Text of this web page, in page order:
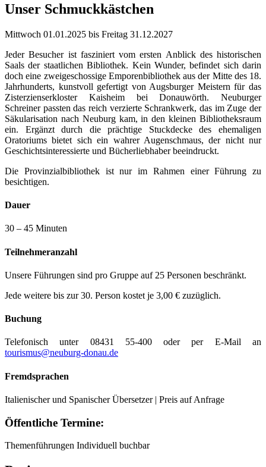
Unser Schmuckkästchen
Mittwoch 01.01.2025 bis Freitag 31.12.2027
Jeder Besucher ist fasziniert vom ersten Anblick des historischen
Saals der staatlichen Bibliothek. Kein Wunder, befindet sich darin
doch eine zweigeschossige Emporenbibliothek aus der Mitte des 18.
Jahrhunderts, kunstvoll gefertigt von Augsburger Meistern für das
Zisterzienserkloster Kaisheim bei Donauwörth. Neuburger
Schreiner passten das reich verzierte Schrankwerk, das im Zuge der
Säkularisation nach Neuburg kam, in den kleinen Bibliotheksraum
ein. Ergänzt durch die prächtige Stuckdecke des ehemaligen
Oratoriums bietet sich ein wahrer Augenschmaus, der nicht nur
Geschichtsinteressierte und Bücherliebhaber beeindruckt.
Die Provinzialbibliothek ist nur im Rahmen einer Führung zu
besichtigen.
Dauer
30 – 45 Minuten
Teilnehmeranzahl
Unsere Führungen sind pro Gruppe auf 25 Personen beschränkt.
Jede weitere bis zur 30. Person kostet je 3,00 € zuzüglich.
Buchung
Telefonisch unter 08431 55-400 oder per E-Mail an
tourismus@neuburg-donau.de
Fremdsprachen
Italienischer und Spanischer Übersetzer | Preis auf Anfrage
Öffentliche Termine:
Themenführungen Individuell buchbar